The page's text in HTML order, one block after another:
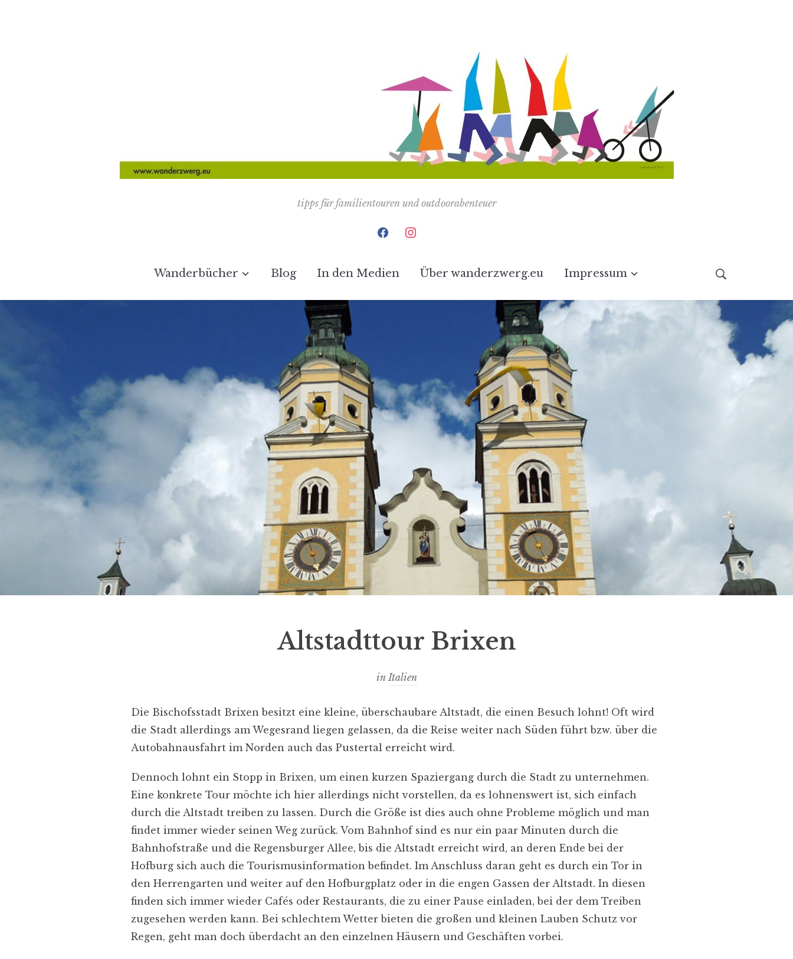
tipps für familientouren und outdoorabenteuer
facebookinstagram
Wanderbücher Blog In den Medien Über wanderzwerg.eu Impressum
Altstadttour Brixen
inItalien
Die Bischofsstadt Brixen besitzt eine kleine, überschaubare Altstadt, die einen Besuch lohnt! Oft wird
die Stadt allerdings am Wegesrand liegen gelassen, da die Reise weiter nach Süden führt bzw. über die
Autobahnausfahrt im Norden auch das Pustertal erreicht wird.
Dennoch lohnt ein Stopp in Brixen, um einen kurzen Spaziergang durch die Stadt zu unternehmen.
Eine konkrete Tour möchte ich hier allerdings nicht vorstellen, da es lohnenswert ist, sich einfach
durch die Altstadt treiben zu lassen. Durch die Größe ist dies auch ohne Probleme möglich und man
findet immer wieder seinen Weg zurück. Vom Bahnhof sind es nur ein paar Minuten durch die
Bahnhofstraße und die Regensburger Allee, bis die Altstadt erreicht wird, an deren Ende bei der
Hofburg sich auch die Tourismusinformation befindet. Im Anschluss daran geht es durch ein Tor in
den Herrengarten und weiter auf den Hofburgplatz oder in die engen Gassen der Altstadt. In diesen
finden sich immer wieder Cafés oder Restaurants, die zu einer Pause einladen, bei der dem Treiben
zugesehen werden kann. Bei schlechtem Wetter bieten die großen und kleinen Lauben Schutz vor
Regen, geht man doch überdacht an den einzelnen Häusern und Geschäften vorbei.